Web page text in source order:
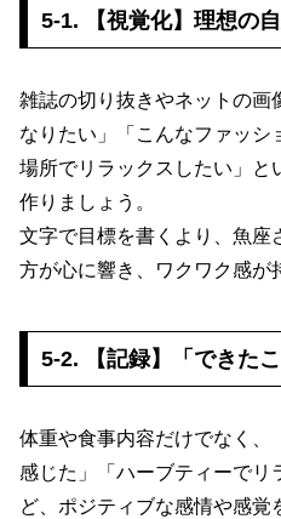
5-1. 【視覚化】理想の
雑誌の切り抜きやネットの画
なりたい」「こんなファッシ
場所でリラックスしたい」と
作りましょう。
文字で目標を書くより、魚座
方が心に響き、ワクワク感が
5-2. 【記録】「できた
体重や食事内容だけでなく、
感じた」「ハーブティーでリ
ど、ポジティブな感情や感覚